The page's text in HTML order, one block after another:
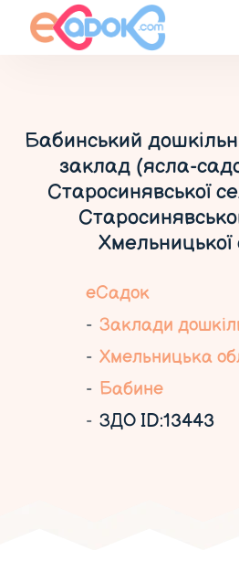
Бабинський
заклад (ясла-
Старосинявської
Хмельницької
еСадок
Заклади
Хмельницька
Бабине
ЗДО ID:13443